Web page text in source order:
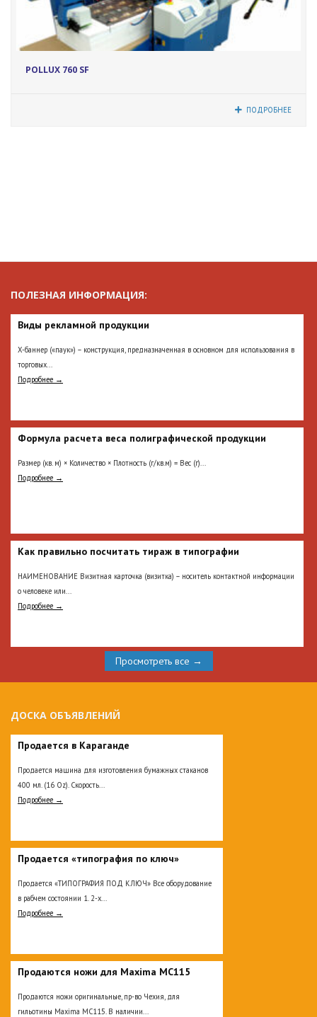
POLLUX 760 SF
ПОДРОБНЕЕ
ПОЛЕЗНАЯ ИНФОРМАЦИЯ:
Виды рекламной продукции
Х-баннер («паук») – конструкция, предназначенная в основном для использования в
торговых...
Подробнее →
Формула расчета веса полиграфической продукции
Размер (кв. м) × Количество × Плотность (г/кв.м) = Вес (г)...
Подробнее →
Как правильно посчитать тираж в типографии
НАИМЕНОВАНИЕ Визитная карточка (визитка) – носитель контактной информации
о человеке или...
Подробнее →
Просмотреть все →
ДОСКА ОБЪЯВЛЕНИЙ
Продается в Караганде
Продается машина для изготовления бумажных стаканов
400 мл. (16 Oz). Скорость...
Подробнее →
Продается «типография по ключ»
Продается «ТИПОГРАФИЯ ПОД КЛЮЧ» Все оборудование
в рабчем состоянии 1. 2-х...
Подробнее →
Продаются ножи для Maxima MC115
Продаются ножи оригинальные, пр-во Чехия, для
гильотины Maxima MC115. В наличии...